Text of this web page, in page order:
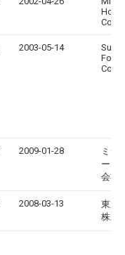
Co
2003-05-14
Co
2009-01-28
ミサ
ーム
会社
2008-03-13
東京
株式